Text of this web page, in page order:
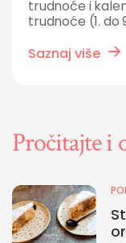
trudnoće i
trudnoće (1.
Saznaj više
Pročitajte i